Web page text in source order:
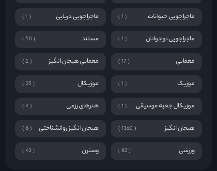
ماجراجویی حیوانات 1 ماجراجویی دریایی 1
ماجراجویی نوجوانان 1 مستند 50
معمایی 17 معمایی هیجان انگیز 2
موزیک 1 موزیکال 35
موزیکال جعبه موسیقی 1 هنرهای رزمی 4
هیجان انگیز 1360 هیجان انگیز روانشناختی 6
ورزشی 82 وسترن 42